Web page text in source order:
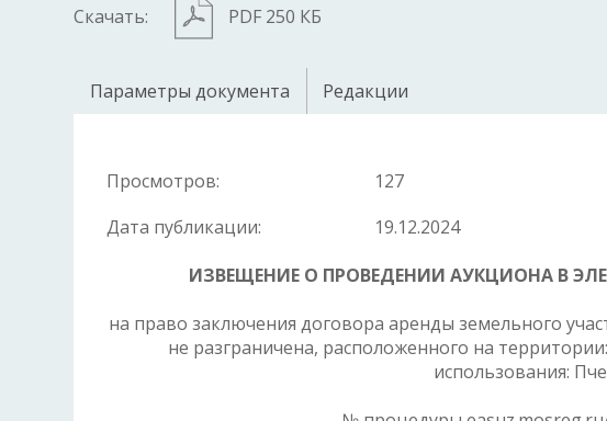
Скачать: PDF 250 КБ
Параметры документа Редакции
Просмотров:
127
Дата публикации:
19.12.2024
ИЗВЕЩЕНИЕ О ПРОВЕДЕНИИ АУКЦИОНА В
на право заключения договора аренды земельного
не разграничена, расположенного на
использования: